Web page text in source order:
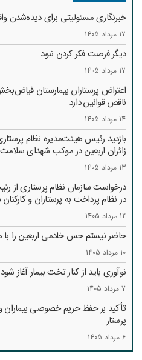
خبرنگاری مسئولیتی برای دیده‌شدن
17 مرداد 1405
دیگر فرصت فکر کردن نبود
17 مرداد 1405
اعتراض پرستاران بیمارستان
ناقص قوانین دارد
14 مرداد 1405
بازدید رئیس هیئت‌مدیره نظام
زائران اربعین در موکب شهدای
13 مرداد 1405
درخواست سازمان نظام پرستاری از
در نظام پرداخت به پرستاران و
12 مرداد 1405
حاضر نیستم حس خادمی اربعین را
10 مرداد 1405
نوآوری باید از کنار تخت بیمار آغاز شود
7 مرداد 1405
تأکید بر حفظ حریم خصوصی بیماران
پرستار
6 مرداد 1405